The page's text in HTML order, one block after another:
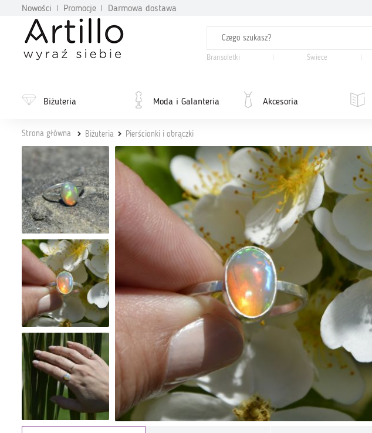
Nowości Promocje Darmowa dostawa
Bransoletki Świece
Biżuteria Moda i Galanteria Akcesoria
Strona główna Biżuteria Pierścionki i obrączki